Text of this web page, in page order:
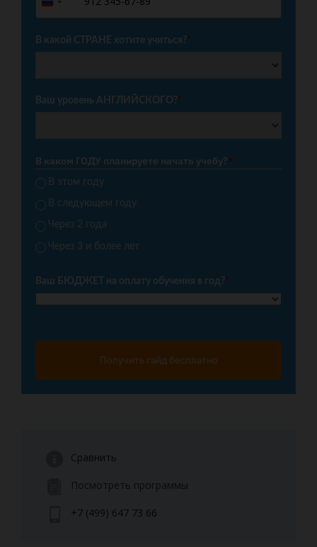
Russia
+7
В какой СТРАНЕ хотите учиться?*
Ваш уровень АНГЛИЙСКОГО?*
В каком ГОДУ планируете начать учебу?*
В этом году
В следующем году
Через 2 года
Через 3 и более лет
Ваш БЮДЖЕТ на оплату обучения в год?*
Получить гайд бесплатно
Сравнить
Посмотреть программы
+7 (499) 647 73 66